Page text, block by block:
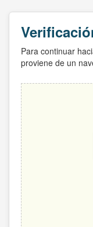
Para continuar
proviene de un